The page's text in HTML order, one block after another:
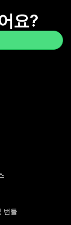
요?
번들